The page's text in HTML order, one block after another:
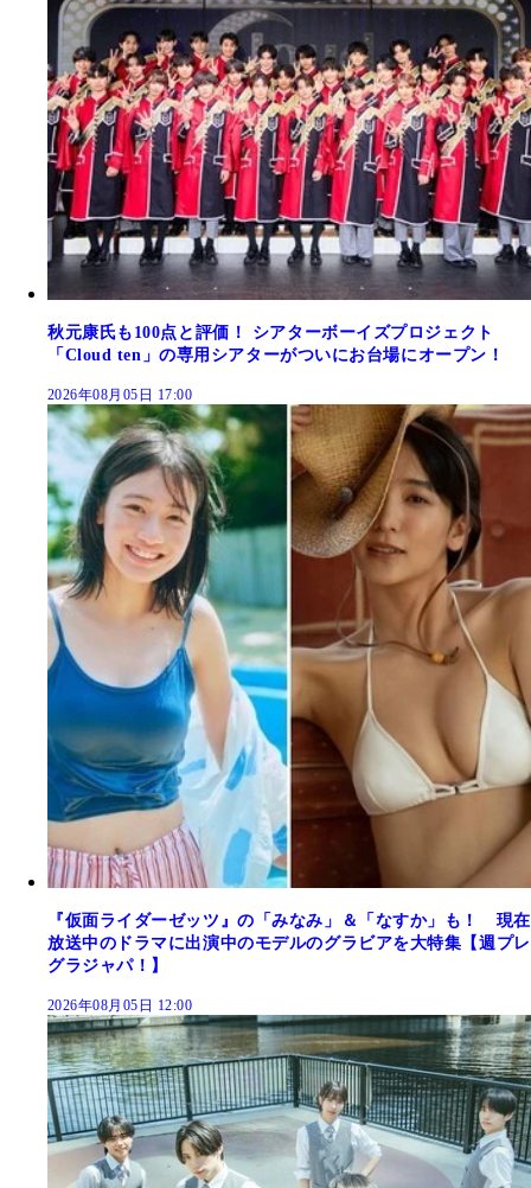
秋元康氏も100点と評価！ シアターボーイズプロジェクト
「Cloud ten」の専用シアターがついにお台場にオープン！
2026年08月05日 17:00
『仮面ライダーゼッツ』の「みなみ」＆「なすか」も！ 現在
放送中のドラマに出演中のモデルのグラビアを大特集【週プレ
グラジャパ！】
2026年08月05日 12:00